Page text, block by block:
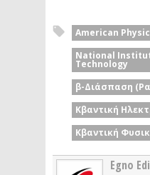
American
National
Technology
β-Διάσπαση
Κβαντική
Κβαντική
Egno